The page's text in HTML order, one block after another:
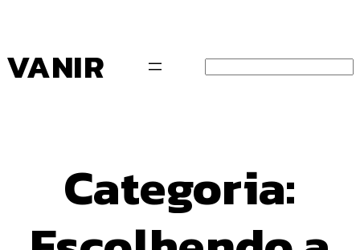
conteúdo
VANIR
Categoria: